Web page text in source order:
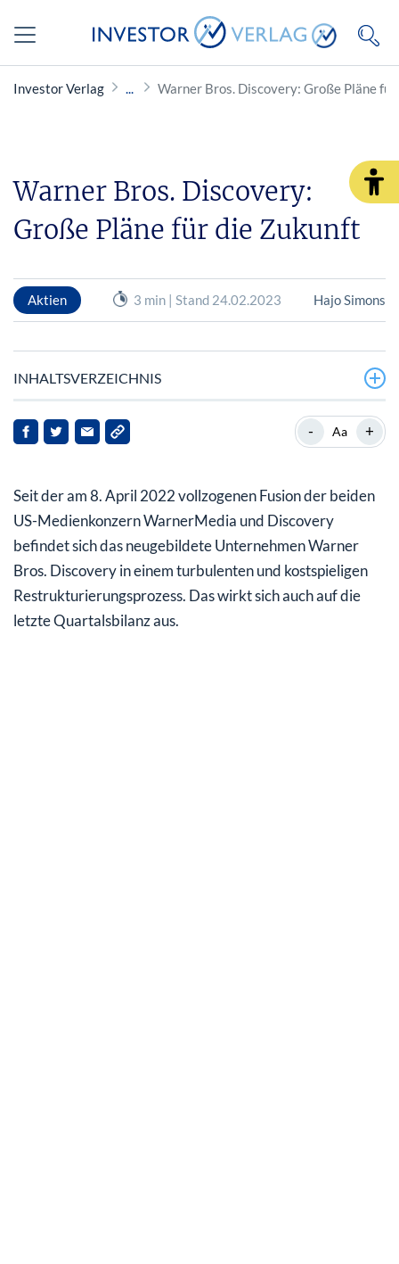
Investor Verlag Warner Bros. Discovery: Große Pläne
Warner Bros. Discovery:
Große Pläne für die Zukunft
Aktien 3 min | Stand 24.02.2023 Hajo Simons
INHALTSVERZEICHNIS
Unternehmenschef Zaslav – Zerstörer oder Erneuerer?
Hoffnungsvolles Streaminggeschäft
Große Pläne für die Zukunft
- Aa +
Seit der am 8. April 2022 vollzogenen Fusion der beiden
US-Medienkonzern WarnerMedia und Discovery
befindet sich das neugebildete Unternehmen Warner
Bros. Discovery in einem turbulenten und kostspieligen
Restrukturierungsprozess. Das wirkt sich auch auf die
letzte Quartalsbilanz aus.